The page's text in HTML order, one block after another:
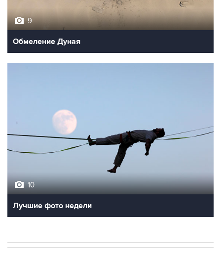
9
Обмеление Дуная
10
Лучшие фото недели